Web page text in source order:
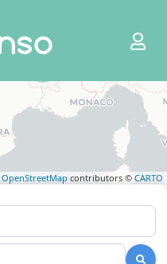
OpenStreetMap contributors © CARTO